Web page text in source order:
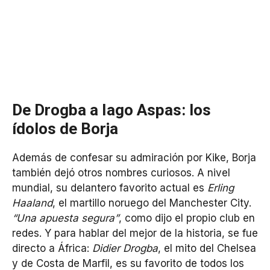
De Drogba a Iago Aspas: los
ídolos de Borja
Además de confesar su admiración por Kike, Borja
también dejó otros nombres curiosos. A nivel
mundial, su delantero favorito actual es Erling
Haaland, el martillo noruego del Manchester City.
“Una apuesta segura”, como dijo el propio club en
redes. Y para hablar del mejor de la historia, se fue
directo a África: Didier Drogba, el mito del Chelsea
y de Costa de Marfil, es su favorito de todos los